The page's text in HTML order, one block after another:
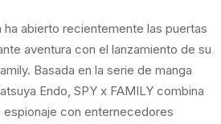
ha abierto recientemente las puertas
aventura con el lanzamiento de su
Basada en la serie de manga
Endo, SPY x FAMILY combina
con enternecedores